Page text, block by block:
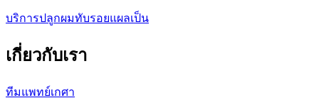
บริการปลูกผมทับรอยแผลเป็น
เกี่ยวกับเรา
ทีมแพทย์เกศา